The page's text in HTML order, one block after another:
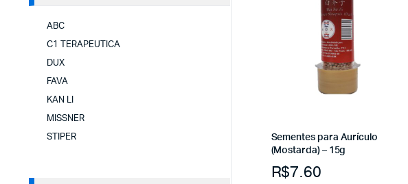
Sementes para Aurículo
(Mostarda) – 15g
R$7.60
ABC
C1 TERAPEUTICA
DUX
FAVA
KAN LI
MISSNER
STIPER